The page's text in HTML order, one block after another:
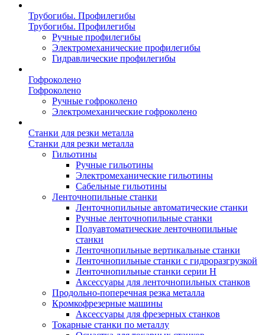
Трубогибы. Профилегибы
Трубогибы. Профилегибы
Ручные профилегибы
Электромеханические профилегибы
Гидравлические профилегибы
Гофроколено
Гофроколено
Ручные гофроколено
Электромеханические гофроколено
Станки для резки металла
Станки для резки металла
Гильотины
Ручные гильотины
Электромеханические гильотины
Сабельные гильотины
Ленточнопильные станки
Ленточнопильные автоматические станки
Ручные ленточнопильные станки
Полуавтоматические ленточнопильные
станки
Ленточнопильные вертикальные станки
Ленточнопильные станки с гидроразгрузкой
Ленточнопильные станки серии H
Аксессуары для ленточнопильных станков
Продольно-поперечная резка металла
Кромкофрезерные машины
Аксессуары для фрезерных станков
Токарные станки по металлу